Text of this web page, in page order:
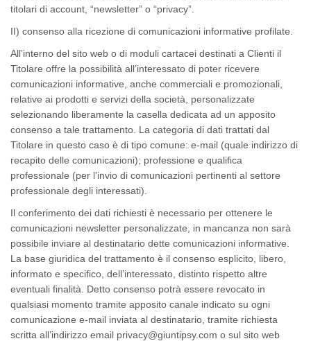
titolari di account , “newsletter” o “privacy”.
II) consenso alla ricezione di comunicazioni informative profilate.
All’interno del sito web o di moduli cartacei destinati a Clienti il
Titolare offre la possibilità all’interessato di poter ricevere
comunicazioni informative, anche commerciali e promozionali,
relative ai prodotti e servizi della società, personalizzate
selezionando liberamente la casella dedicata ad un apposito
consenso a tale trattamento. La categoria di dati trattati dal
Titolare in questo caso è di tipo comune: e-mail (quale indirizzo di
recapito delle comunicazioni); professione e qualifica
professionale (per l’invio di comunicazioni pertinenti al settore
professionale degli interessati).
Il conferimento dei dati richiesti è necessario per ottenere le
comunicazioni newsletter personalizzate, in mancanza non sarà
possibile inviare al destinatario dette comunicazioni informative.
La base giuridica del trattamento è il consenso esplicito, libero,
informato e specifico, dell’interessato, distinto rispetto altre
eventuali finalità. Detto consenso potrà essere revocato in
qualsiasi momento tramite apposito canale indicato su ogni
comunicazione e-mail inviata al destinatario, tramite richiesta
scritta all’indirizzo email privacy@giuntipsy.com o sul sito web